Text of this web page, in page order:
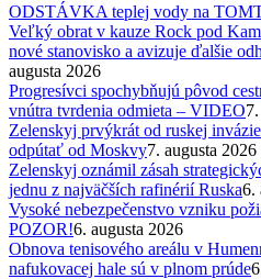
ODSTÁVKA teplej vody na
Veľký obrat v kauze Rock pod
nové stanovisko a avizuje ďalšie
augusta 2026
Progresívci spochybňujú pôvod
vnútra tvrdenia odmieta – VIDEO
Zelenskyj prvýkrát od ruskej
odpútať od Moskvy7. augusta 2026
Zelenskyj oznámil zásah
jednu z najväčších rafinérií Ruska6.
Vysoké nebezpečenstvo vzniku
POZOR!6. augusta 2026
Obnova tenisového areálu v
nafukovacej hale sú v plnom prúde